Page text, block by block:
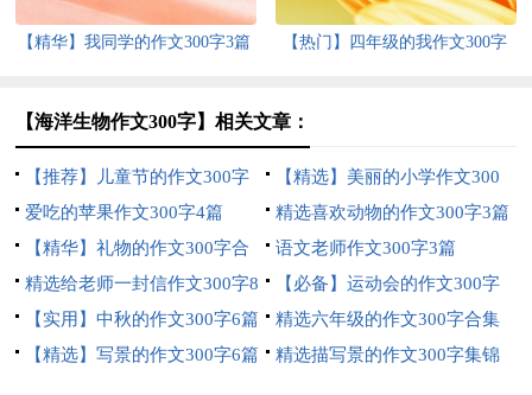
【精华】我同学的作文300字3篇
【热门】四年级的我作文300字
【海洋生物作文300字】相关文章：
【推荐】儿童节的作文300字
四篇
【精选】美丽的小学作文300
字4篇
爱吃的苹果作文300字4篇
精选喜欢动物的作文300字3篇
【精华】礼物的作文300字合
集10篇
语文老师作文300字3篇
精选给老师一封信作文300字8
篇
【必备】运动会的作文300字
六篇
【实用】中秋的作文300字6篇
精选六年级的作文300字合集
五篇
【精选】写景的作文300字6篇
精选描写景的作文300字集锦